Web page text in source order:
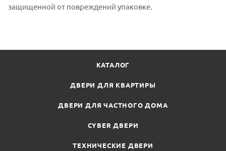
защищенной от повреждений упаковке.
КАТАЛОГ
ДВЕРИ ДЛЯ КВАРТИРЫ
ДВЕРИ ДЛЯ ЧАСТНОГО ДОМА
CYBER ДВЕРИ
ТЕХНИЧЕСКИЕ ДВЕРИ